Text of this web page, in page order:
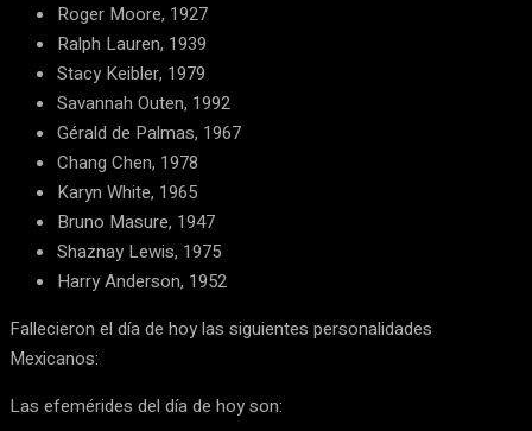
Roger Moore, 1927
Ralph Lauren, 1939
Stacy Keibler, 1979
Savannah Outen, 1992
Gérald de Palmas, 1967
Chang Chen, 1978
Karyn White, 1965
Bruno Masure, 1947
Shaznay Lewis, 1975
Harry Anderson, 1952
Fallecieron el día de hoy las siguientes personalidades
Mexicanos:
Las efemérides del día de hoy son: